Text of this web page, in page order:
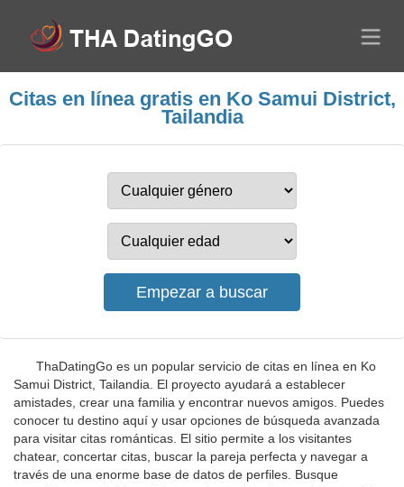
Citas en línea gratis en Ko Samui District,
Tailandia
ThaDatingGo es un popular servicio de citas en línea en Ko
Samui District, Tailandia. El proyecto ayudará a establecer
amistades, crear una familia y encontrar nuevos amigos. Puedes
conocer tu destino aquí y usar opciones de búsqueda avanzada
para visitar citas románticas. El sitio permite a los visitantes
chatear, concertar citas, buscar la pareja perfecta y navegar a
través de una enorme base de datos de perfiles. Busque